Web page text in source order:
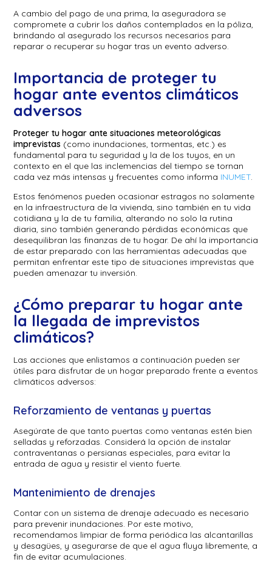
A cambio del pago de una prima, la aseguradora se
compromete a cubrir los daños contemplados en la póliza,
brindando al asegurado los recursos necesarios para
reparar o recuperar su hogar tras un evento adverso.
Importancia de proteger tu
hogar ante eventos climáticos
adversos
Proteger tu hogar ante situaciones meteorológicas
imprevistas (como inundaciones, tormentas, etc.) es
fundamental para tu seguridad y la de los tuyos, en un
contexto en el que las inclemencias del tiempo se tornan
cada vez más intensas y frecuentes como informa INUMET
Estos fenómenos pueden ocasionar estragos no solamente
en la infraestructura de la vivienda, sino también en tu vida
cotidiana y la de tu familia, alterando no solo la rutina
diaria, sino también generando pérdidas económicas que
desequilibran las finanzas de tu hogar. De ahí la importancia
de estar preparado con las herramientas adecuadas que
permitan enfrentar este tipo de situaciones imprevistas que
pueden amenazar tu inversión.
¿Cómo preparar tu hogar ante
la llegada de imprevistos
climáticos?
Las acciones que enlistamos a continuación pueden ser
útiles para disfrutar de un hogar preparado frente a eventos
climáticos adversos:
Reforzamiento de ventanas y puertas
Asegúrate de que tanto puertas como ventanas estén bien
selladas y reforzadas. Considerá la opción de instalar
contraventanas o persianas especiales, para evitar la
entrada de agua y resistir el viento fuerte.
Mantenimiento de drenajes
Contar con un sistema de drenaje adecuado es necesario
para prevenir inundaciones. Por este motivo,
recomendamos limpiar de forma periódica las alcantarillas
y desagües, y asegurarse de que el agua fluya libremente, a
fin de evitar acumulaciones.